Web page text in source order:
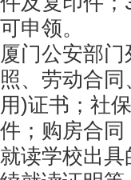
可申领。
厦门公安部
照、劳动合
用)证书；社
件；购房合
就读学校出